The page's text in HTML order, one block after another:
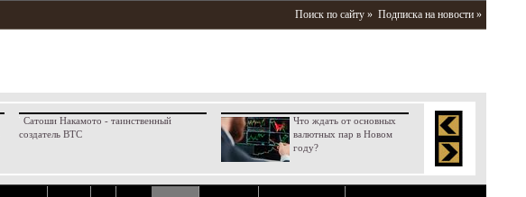
Поиск по сайту » Подписка на новости »
Сатоши Накамото - таинственный
создатель BTC
Что ждать от основных
валютных пар в Новом
году?